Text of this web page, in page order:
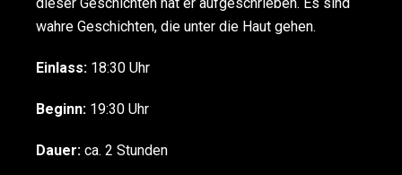
wahre Geschichten, die unter die Haut gehen.
Einlass: 18:30 Uhr
Beginn: 19:30 Uhr
Dauer: ca. 2 Stunden